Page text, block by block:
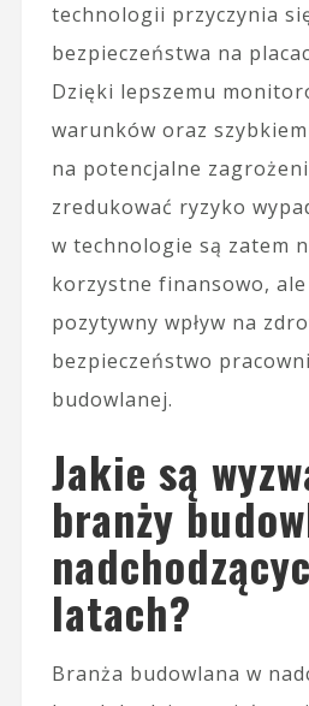
technologii przyczynia
bezpieczeństwa na
Dzięki lepszemu
warunków oraz
na potencjalne
zredukować ryzyko
w technologie są zatem
korzystne finansowo,
pozytywny wpływ na
bezpieczeństwo
budowlanej.
Jakie są
branży
latach?
Branża budowlana w